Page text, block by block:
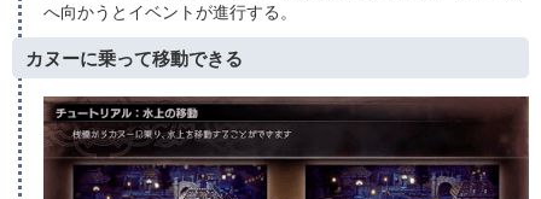
へ向かうとイベントが進行する。
カヌーに乗って移動できる